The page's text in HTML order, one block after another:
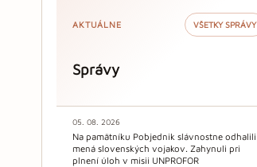
AKTUÁLNE VŠETKY SPRÁVY
Správy
05. 08. 2026
Na pamätníku Pobjednik slávnostne odhalili
mená slovenských vojakov. Zahynuli pri
plnení úloh v misii UNPROFOR